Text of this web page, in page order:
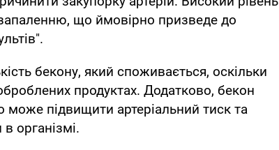
що ймовірно призведе до
бекону, який споживається, оскільки
продуктах. Додатково, бекон
може підвищити артеріальний тиск та
організмі.